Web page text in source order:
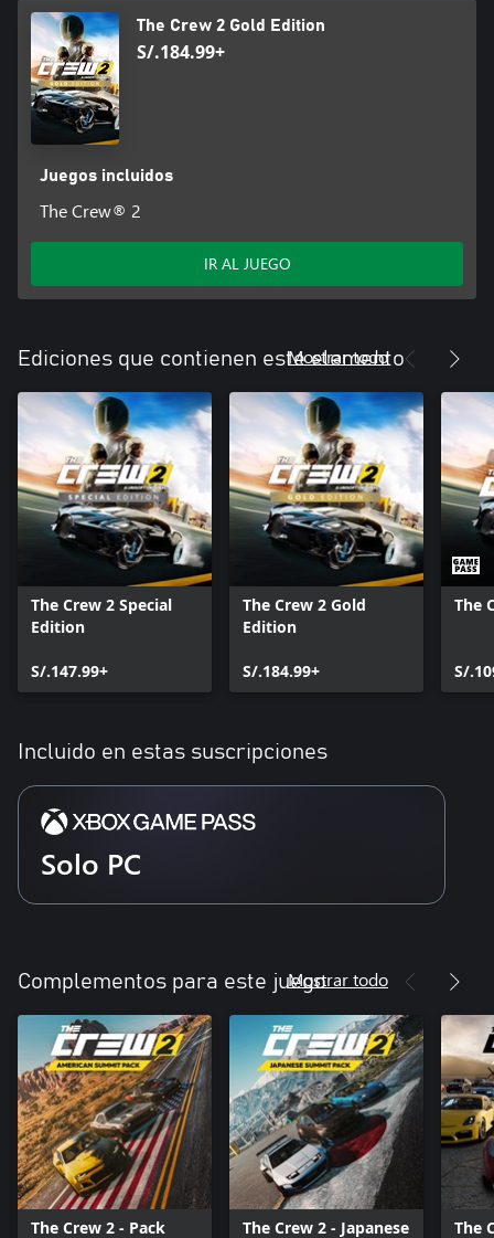
The Crew 2 Gold Edition
S/.184.99+
Juegos incluidos
The Crew® 2
IR AL JUEGO
Ediciones que contienen este elemento
Mostrar todo
The Crew 2 Special
Edition
S/.147.99+
The Crew 2 Gold
Edition
S/.184.99+
The
S/
Incluido en estas suscripciones
Solo PC
Complementos para este juegoMostrar todo
The Crew 2 - Pack The Crew 2 - Japanese The